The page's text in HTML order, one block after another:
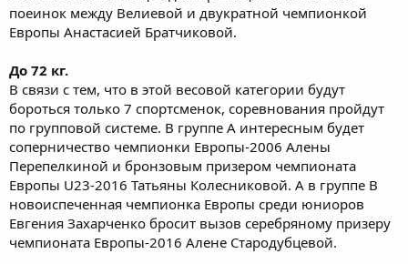
поеинок между Велиевой и двукратной чемпионкой
Европы Анастасией Братчиковой.
До 72 кг.
В связи с тем, что в этой весовой категории будут
бороться только 7 спортсменок, соревнования пройдут
по групповой системе. В группе А интересным будет
соперничество чемпионки Европы-2006 Алены
Перепелкиной и бронзовым призером чемпионата
Европы U23-2016 Татьяны Колесниковой. А в группе B
новоиспеченная чемпионка Европы среди юниоров
Евгения Захарченко бросит вызов серебряному призеру
чемпионата Европы-2016 Алене Стародубцевой.